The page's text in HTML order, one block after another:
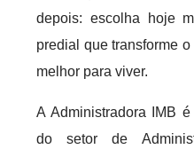
depois: escolha hoje
predial que transforme
melhor para viver.
A Administradora IMB
do setor de